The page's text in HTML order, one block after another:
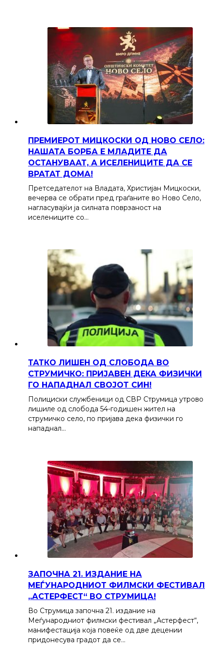
ПРЕМИЕРОТ МИЦКОСКИ ОД НОВО СЕЛО:
НАШАТА БОРБА Е МЛАДИТЕ ДА
ОСТАНУВААТ, А ИСЕЛЕНИЦИТЕ ДА СЕ
ВРАТАТ ДОМА!
Претседателот на Владата, Христијан Мицкоски,
вечерва се обрати пред граѓаните во Ново Село,
нагласувајќи ја силната поврзаност на
иселениците со…
ТАТКО ЛИШЕН ОД СЛОБОДА ВО
СТРУМИЧКО: ПРИЈАВЕН ДЕКА ФИЗИЧКИ
ГО НАПАДНАЛ СВОЈОТ СИН!
Полициски службеници од СВР Струмица утрово
лишиле од слобода 54-годишен жител на
струмичко село, по пријава дека физички го
нападнал…
ЗАПОЧНА 21. ИЗДАНИЕ НА
МЕЃУНАРОДНИОТ ФИЛМСКИ ФЕСТИВАЛ
„АСТЕРФЕСТ“ ВО СТРУМИЦА!
Во Струмица започна 21. издание на
Меѓународниот филмски фестивал „Астерфест“,
манифестација која повеќе од две децении
придонесува градот да се…